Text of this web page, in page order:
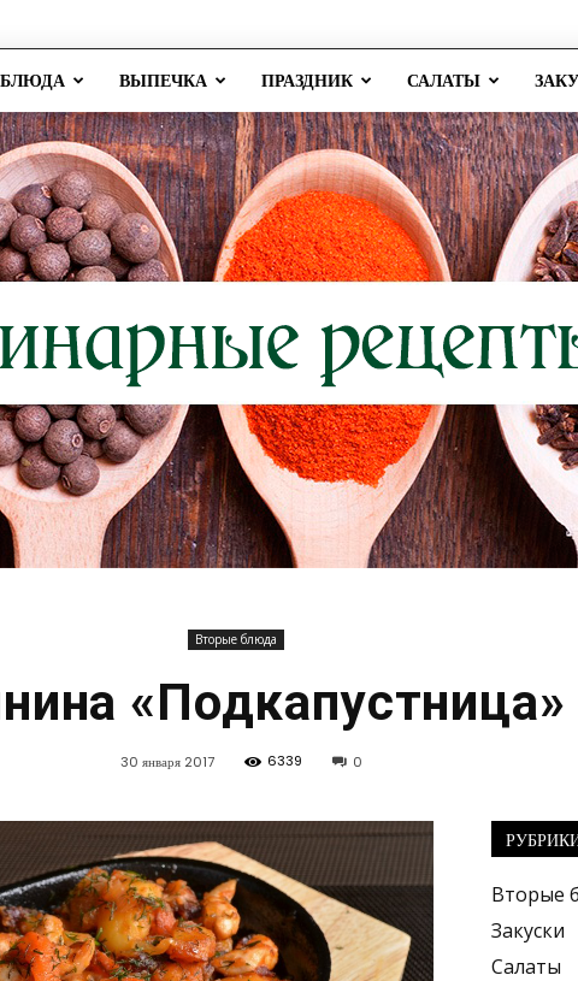
ВЫПЕЧКА ПРАЗДНИК САЛАТЫ
рецепты,
Вторые блюда
«Подкапустница»
30 января 2017 6339 0
Вторые
Закуски
Салаты